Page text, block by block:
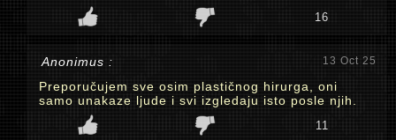
16
Anonimus : 13 Oct 25
Preporučujem sve osim plastičnog hirurga, oni
samo unakaze ljude i svi izgledaju isto posle njih.
11